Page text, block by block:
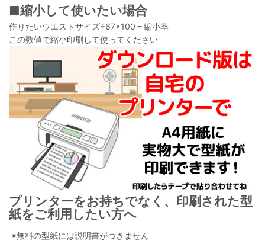
■縮小して使いたい場合
作りたいウエストサイズ÷67×100＝縮小率
この数値で縮小印刷して使ってください
プリンターをお持ちでなく、印刷された型
紙をご利用したい方へ
※無料の型紙には説明書がつきません